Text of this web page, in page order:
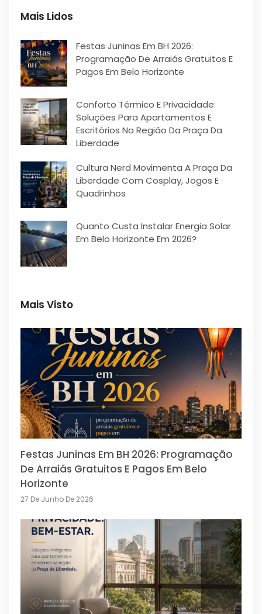
Mais Lidos
Festas Juninas Em BH 2026:
Programação De Arraiás Gratuitos E
Pagos Em Belo Horizonte
Conforto Térmico E Privacidade:
Soluções Para Apartamentos E
Escritórios Na Região Da Praça Da
Liberdade
Cultura Nerd Movimenta A Praça Da
Liberdade Com Cosplay, Jogos E
Quadrinhos
Quanto Custa Instalar Energia Solar
Em Belo Horizonte Em 2026?
Mais Visto
Festas Juninas Em BH 2026: Programação
De Arraiás Gratuitos E Pagos Em Belo
Horizonte
27 De Junho De 2026